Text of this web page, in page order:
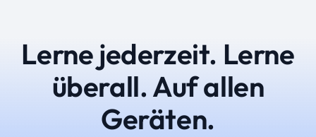
Lerne jederzeit. Lerne
überall. Auf allen
Geräten.